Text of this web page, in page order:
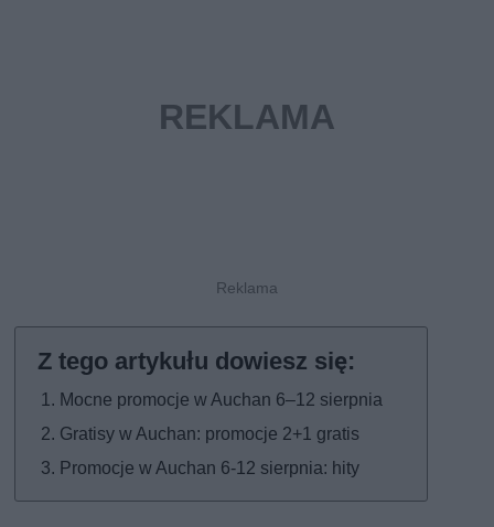
Mocne promocje w Auchan 6–12 sierpnia
Gratisy w Auchan: promocje 2+1 gratis
Promocje w Auchan 6-12 sierpnia: hity